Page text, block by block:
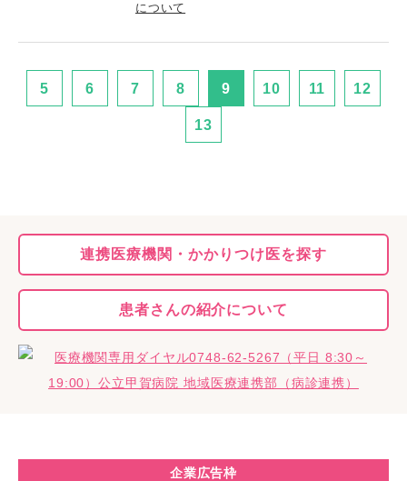
について
5 6 7 8 9 10 11 12
13
連携医療機関・かかりつけ医を探す
患者さんの紹介について
企業広告枠